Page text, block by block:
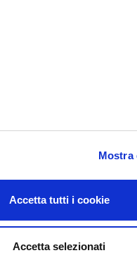
Mostra
Accetta tutti i cookie
Accetta selezionati